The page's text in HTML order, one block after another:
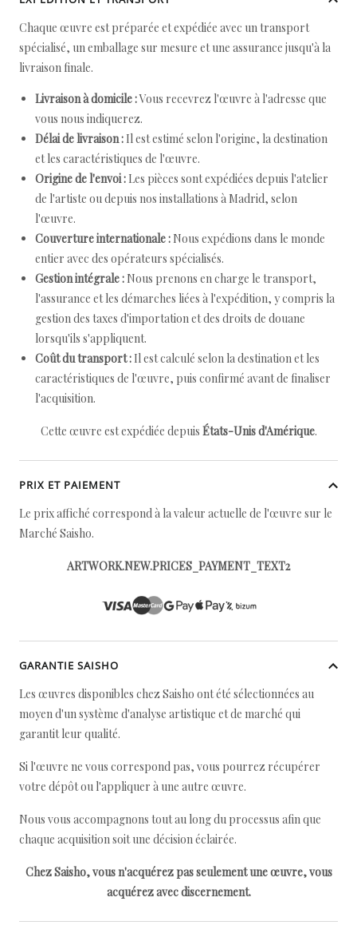
Chaque œuvre est préparée et expédiée avec un transport
spécialisé, un emballage sur mesure et une assurance jusqu'à la
livraison finale.
Livraison à domicile :Vous recevrez l'œuvre à l'adresse que
vous nous indiquerez.
Délai de livraison : Il est estimé selon l'origine, la destination
et les caractéristiques de l'œuvre.
Origine de l'envoi : Les pièces sont expédiées depuis l'atelier
de l'artiste ou depuis nos installations à Madrid, selon
l'œuvre.
Couverture internationale : Nous expédions dans le monde
entier avec des opérateurs spécialisés.
Gestion intégrale : Nous prenons en charge le transport,
l'assurance et les démarches liées à l'expédition, y compris la
gestion des taxes d'importation et des droits de douane
lorsqu'ils s'appliquent.
Coût du transport : Il est calculé selon la destination et les
caractéristiques de l'œuvre, puis confirmé avant de finaliser
l'acquisition.
Cette œuvre est expédiée depuis États-Unis d'Amérique.
PRIX ET PAIEMENT
Le prix affiché correspond à la valeur actuelle de l'œuvre sur le
Marché Saisho.
ARTWORK.NEW.PRICES_PAYMENT_TEXT2
GARANTIE SAISHO
Les œuvres disponibles chez Saisho ont été sélectionnées au
moyen d'un système d'analyse artistique et de marché qui
garantit leur qualité.
Si l'œuvre ne vous correspond pas, vous pourrez récupérer
votre dépôt ou l'appliquer à une autre œuvre.
Nous vous accompagnons tout au long du processus afin que
chaque acquisition soit une décision éclairée.
Chez Saisho, vous n'acquérez pas seulement une œuvre, vous
acquérez avec discernement.